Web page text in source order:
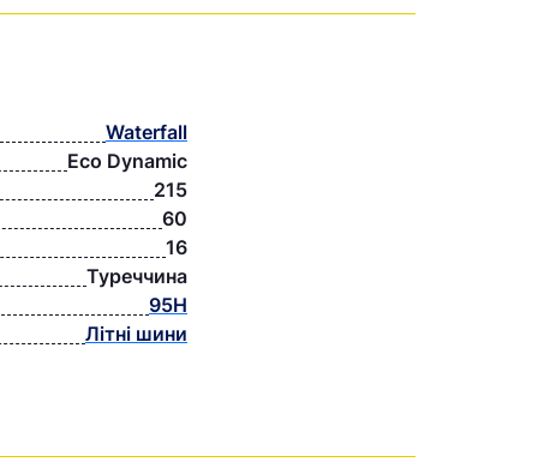
Waterfall
Eco Dynamic
215
60
16
Туреччина
95H
Літні шини